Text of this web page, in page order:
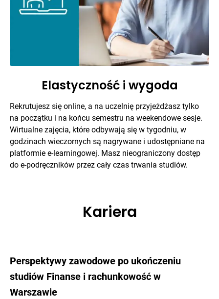
Elastyczność i wygoda
Rekrutujesz się online, a na uczelnię przyjeżdżasz tylko
na początku i na końcu semestru na weekendowe sesje.
Wirtualne zajęcia, które odbywają się w tygodniu, w
godzinach wieczornych są nagrywane i udostępniane na
platformie e-learningowej. Masz nieograniczony dostęp
do e-podręczników przez cały czas trwania studiów.
Kariera
Perspektywy zawodowe po ukończeniu
studiów Finanse i rachunkowość w
Warszawie